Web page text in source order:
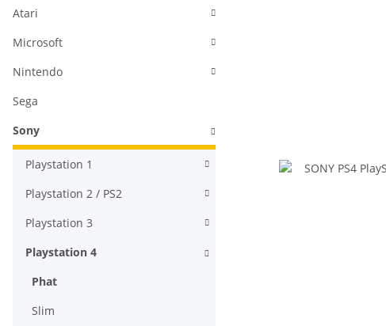
Atari
Microsoft
Nintendo
Sega
Sony
Playstation 1
Playstation 2 / PS2
Playstation 3
Playstation 4
Phat
Slim